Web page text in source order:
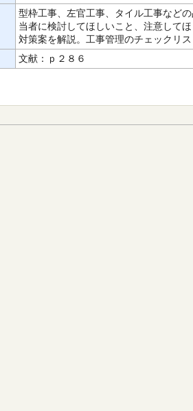
型枠工事、左官工事、タイル工事など
当者に検討してほしいこと、注意して
対策案を解説。工事管理のチェックリ
文献：ｐ２８６